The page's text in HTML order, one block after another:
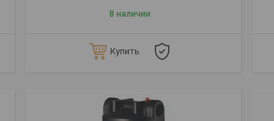
В наличии
Купить